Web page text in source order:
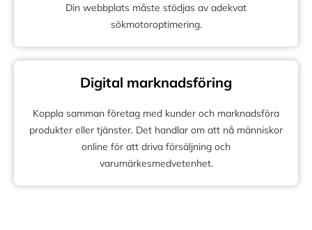
Din webbplats måste stödjas av adekvat
sökmotoroptimering.
Digital marknadsföring
Koppla samman företag med kunder och marknadsföra
produkter eller tjänster. Det handlar om att nå människor
online för att driva försäljning och
varumärkesmedvetenhet.